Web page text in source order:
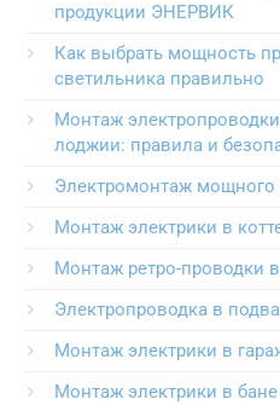
продукции ЭНЕРВИК
Как выбрать мощность
светильника правильно
Монтаж
лоджии: правила и
Электромонтаж мощного
Монтаж электрики в
Монтаж ретро-проводки
Электропроводка в
Монтаж электрики в
Монтаж электрики в бане